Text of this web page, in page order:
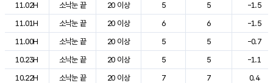
11.02H
소낙눈 끝 20 이상 5 5
-1.5
11.01H
소낙눈 끝 20 이상 6 6
-1.5
11.00H
소낙눈 끝 20 이상 5 5
-0.7
10.23H
소낙눈 끝 20 이상 5 5
-1.1
10.22H
소낙눈 끝 20 이상 7 7
0.4